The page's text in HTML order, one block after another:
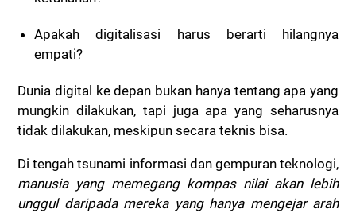
Apakah digitalisasi harus berarti hilangnya
empati?
Dunia digital ke depan bukan hanya tentang apa yang
mungkin dilakukan, tapi juga apa yang seharusnya
tidak dilakukan, meskipun secara teknis bisa.
Di tengah tsunami informasi dan gempuran teknologi,
manusia yang memegang kompas nilai akan lebih
unggul daripada mereka yang hanya mengejar arah